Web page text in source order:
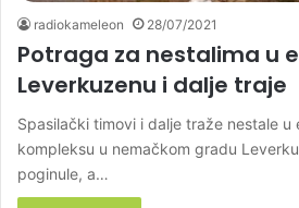
radiokameleon 28/07/2021
Potraga za nestalima u
Leverkuzenu i dalje traje
Spasilački timovi i dalje traže nestale u
kompleksu u nemačkom gradu
poginule, a…